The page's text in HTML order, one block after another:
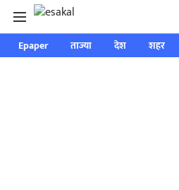
Epaper ताज्या देश शहर